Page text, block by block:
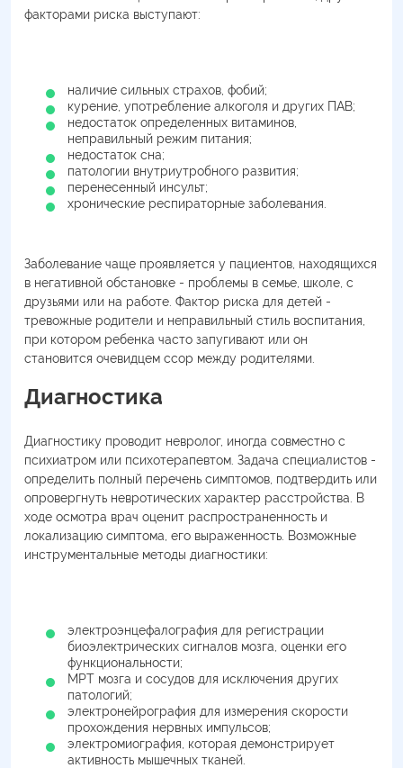
факторами риска выступают:
наличие сильных страхов, фобий;
курение, употребление алкоголя и других ПАВ;
недостаток определенных витаминов,
неправильный режим питания;
недостаток сна;
патологии внутриутробного развития;
перенесенный инсульт;
хронические респираторные заболевания.
Заболевание чаще проявляется у пациентов, находящихся
в негативной обстановке - проблемы в семье, школе, с
друзьями или на работе. Фактор риска для детей -
тревожные родители и неправильный стиль воспитания,
при котором ребенка часто запугивают или он
становится очевидцем ссор между родителями.
Диагностика
Диагностику проводит невролог, иногда совместно с
психиатром или психотерапевтом. Задача специалистов -
определить полный перечень симптомов, подтвердить или
опровергнуть невротических характер расстройства. В
ходе осмотра врач оценит распространенность и
локализацию симптома, его выраженность. Возможные
инструментальные методы диагностики:
электроэнцефалография для регистрации
биоэлектрических сигналов мозга, оценки его
функциональности;
МРТ мозга и сосудов для исключения других
патологий;
электронейрография для измерения скорости
прохождения нервных импульсов;
электромиография, которая демонстрирует
активность мышечных тканей.